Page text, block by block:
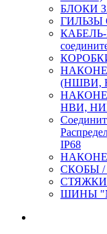
БЛОКИ
ГИЛЬЗЫ
КАБЕЛЬ-
КОРОБКИ
(НШВИ,
НВИ,
IP68
СКОБЫ
ШИНЫ